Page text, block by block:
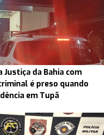
Justiça da Bahia com
é preso quando
em Tupã